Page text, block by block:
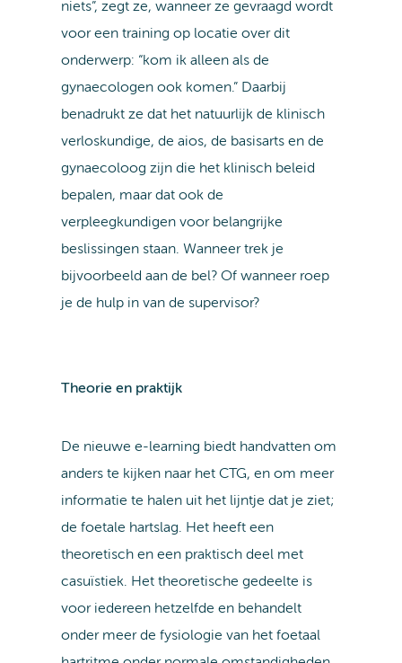
niets”, zegt ze, wanneer ze gevraagd wordt
voor een training op locatie over dit
onderwerp: “kom ik alleen als de
gynaecologen ook komen.” Daarbij
benadrukt ze dat het natuurlijk de klinisch
verloskundige, de aios, de basisarts en de
gynaecoloog zijn die het klinisch beleid
bepalen, maar dat ook de
verpleegkundigen voor belangrijke
beslissingen staan. Wanneer trek je
bijvoorbeeld aan de bel? Of wanneer roep
je de hulp in van de supervisor?
Theorie en praktijk
De nieuwe e-learning biedt handvatten om
anders te kijken naar het CTG, en om meer
informatie te halen uit het lijntje dat je ziet;
de foetale hartslag. Het heeft een
theoretisch en een praktisch deel met
casuïstiek. Het theoretische gedeelte is
voor iedereen hetzelfde en behandelt
onder meer de fysiologie van het foetaal